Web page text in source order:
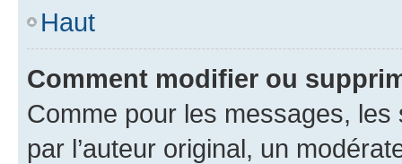
Haut
Comment modifier ou
Comme pour les messages,
par l’auteur original, un